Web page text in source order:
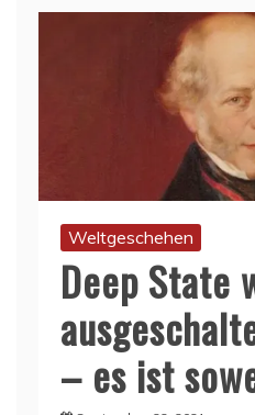
Weltgeschehen
Deep State
– es ist